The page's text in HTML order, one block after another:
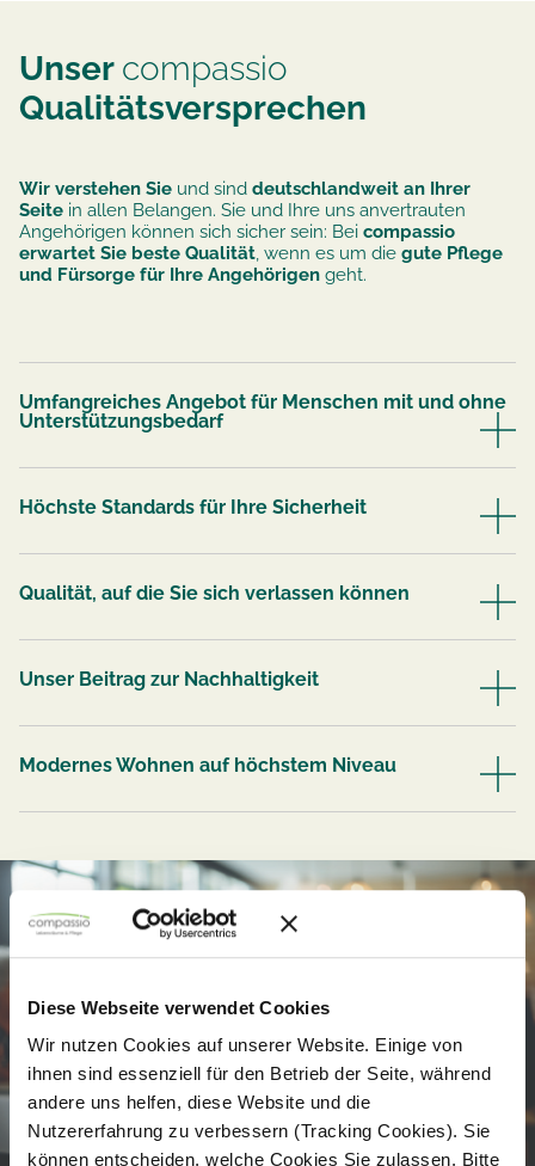
Diese Webseite verwendet Cookies
Wir nutzen Cookies auf unserer Website. Einige von
ihnen sind essenziell für den Betrieb der Seite, während
andere uns helfen, diese Website und die
Nutzererfahrung zu verbessern (Tracking Cookies). Sie
können entscheiden, welche Cookies Sie zulassen. Bitte
Unser compassio
Qualitätsversprechen
Wir verstehen Sie und sind deutschlandweit an Ihrer
Seite in allen Belangen. Sie und Ihre uns anvertrauten
Angehörigen können sich sicher sein: Bei compassio
erwartet Sie beste Qualität, wenn es um die gute Pflege
und Fürsorge für Ihre Angehörigen geht.
Umfangreiches Angebot für Menschen mit und ohne
Unterstützungsbedarf
Höchste Standards für Ihre Sicherheit
Qualität, auf die Sie sich verlassen können
Unser Beitrag zur Nachhaltigkeit
Modernes Wohnen auf höchstem Niveau